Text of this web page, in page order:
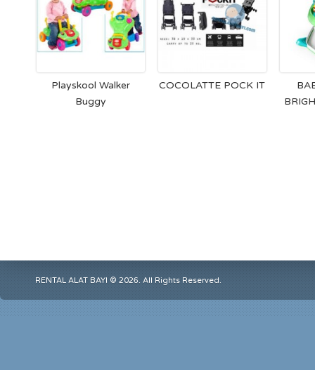
Playskool Walker
Buggy
COCOLATTE POCK IT
RENTAL ALAT BAYI © 2026. All Rights Reserved.